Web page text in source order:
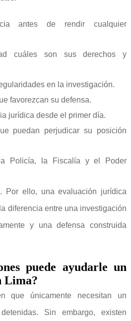
antes de rendir cualquier
cuáles son sus derechos y
en la investigación.
favorezcan su defensa.
jurídica desde el primer día.
puedan perjudicar su posición
la Policía, la Fiscalía y el Poder
Por ello, una evaluación jurídica
diferencia entre una investigación
y una defensa construida
puede ayudarle un
Lima?
que únicamente necesitan un
Sin embargo, existen